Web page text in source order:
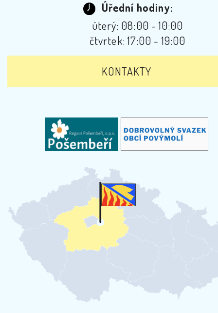
Úřední hodiny:
úterý: 08:00 - 10:00
čtvrtek: 17:00 - 19:00
KONTAKTY